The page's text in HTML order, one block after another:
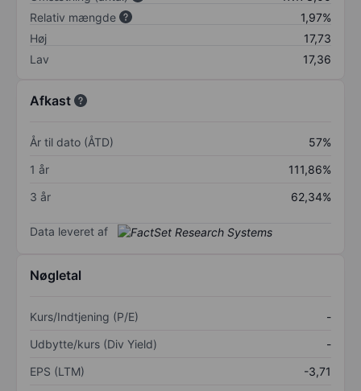
Relativ mængde
1,97%
Høj
17,73
Lav
17,36
Afkast
År til dato (ÅTD)
57%
1 år
111,86%
3 år
62,34%
Data leveret af
Nøgletal
Kurs/Indtjening (P/E)
-
Udbytte/kurs (Div Yield)
-
EPS (LTM)
-3,71